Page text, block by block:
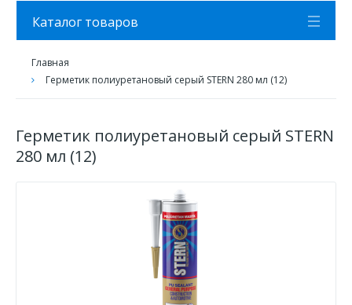
Каталог товаров
Главная
Герметик полиуретановый серый STERN 280 мл (12)
Герметик полиуретановый серый STERN
280 мл (12)